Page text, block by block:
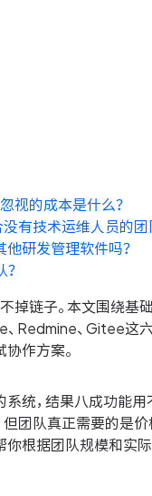
视的成本是什么？
有技术运维人员的团
研发管理软件吗？
链子。本文围绕基
Redmine、Gitee
作方案。
统，结果八成功能
团队真正需要的是
根据团队规模和实